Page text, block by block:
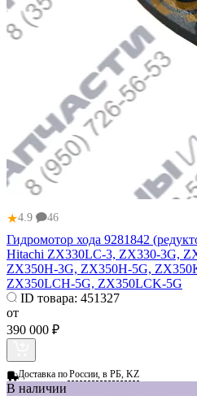
★4.9 46
Гидромотор хода 9281842
Hitachi ZX330LC-3, ZX330-3G,
ZX350H-3G, ZX350H-5G,
ZX350LCH-5G, ZX350LCK-5G
ID товара: 451327
от
390 000 ₽
Доставка поРоссии, в РБ, KZ
В наличии